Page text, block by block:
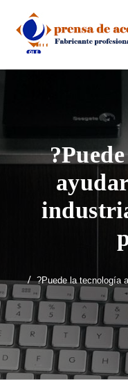
content
?Puede la tecnología